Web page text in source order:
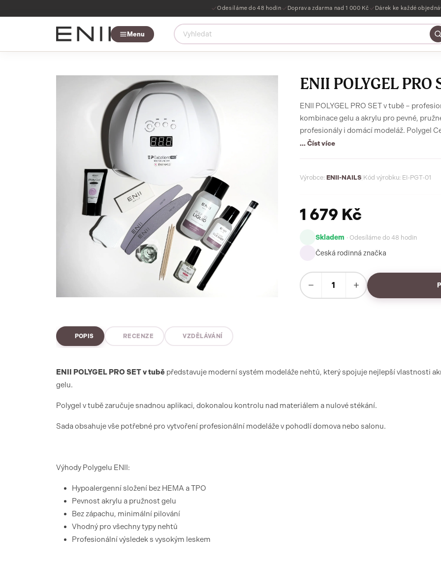
Odesíláme do 48 hodin Doprava zdarma nad 1 000 Kč Dárek ke každé
Menu
ENII POLYGEL PRO
ENII POLYGEL PRO SET v tubě –
kombinace gelu a akrylu pro pevné,
profesionály i domácí modeláž. Polygel Ceramic v tubě přináší spojení síly a
jednoduchosti. Díky praktickému balení
... Číst více
Výrobce: ENII-NAILS Kód výrobku: EI-PGT-01
1 679 Kč
Skladem · Odesíláme do 48 hodin
Česká rodinná značka
− +
POPIS RECENZE VZDĚLÁVÁNÍ
ENII POLYGEL PRO SET v tubě představuje moderní systém modeláže nehtů, který spojuje nejlepší vlastnosti
gelu.
Polygel v tubě zaručuje snadnou aplikaci, dokonalou kontrolu nad materiálem a nulové stékání.
Sada obsahuje vše potřebné pro vytvoření profesionální modeláže v pohodlí domova nebo salonu.
Výhody Polygelu ENII:
Hypoalergenní složení bez HEMA a TPO
Pevnost akrylu a pružnost gelu
Bez zápachu, minimální pilování
Vhodný pro všechny typy nehtů
Profesionální výsledek s vysokým leskem